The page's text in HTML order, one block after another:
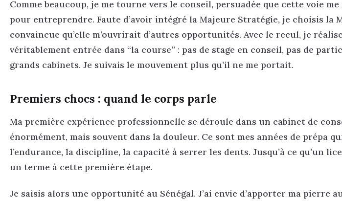
Comme beaucoup, je me tourne vers le conseil, persuadée que cette voie
pour entreprendre. Faute d’avoir intégré la Majeure Stratégie, je choisis la
convaincue qu’elle m’ouvrirait d’autres opportunités. Avec le recul, je
véritablement entrée dans “la course” : pas de stage en conseil, pas de
grands cabinets. Je suivais le mouvement plus qu’il ne me portait.
Premiers chocs : quand le corps parle
Ma première expérience professionnelle se déroule dans un cabinet de
énormément, mais souvent dans la douleur. Ce sont mes années de prépa
l’endurance, la discipline, la capacité à serrer les dents. Jusqu’à ce qu’un
un terme à cette première étape.
Je saisis alors une opportunité au Sénégal. J’ai envie d’apporter ma pierre